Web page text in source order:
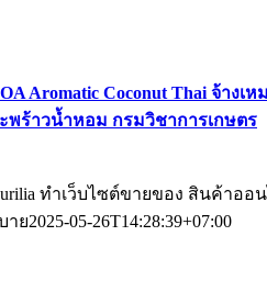
Aromatic Coconut Thai จ้างเ
พร้าวน้ำหอม กรมวิชาการเกษตร
ทําเว็บไซต์ขายของ สินค้าออ
าย2025-05-26T14:28:39+07:00